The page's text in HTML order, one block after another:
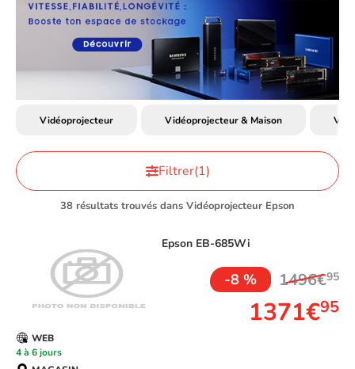
Vidéoprojecteur Vidéoprojecteur & Maison
38 résultats trouvés dans Vidéoprojecteur Epson
Filtrer(1)
Epson EB-685Wi
-8 % 1496€95
1371€95
WEB
4 à 6 jours